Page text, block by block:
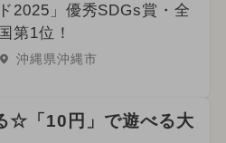
ド2025」優秀SDGs賞・全
国第1位！
沖縄県沖縄市
☆「10円」で遊べる大